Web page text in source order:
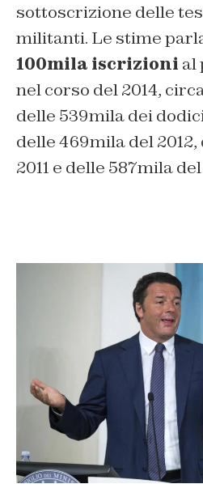
sottoscrizione delle
militanti. Le stime
100mila iscrizioni al
nel corso del 2014,
delle 539mila dei
delle 469mila del
2011 e delle 587mila del